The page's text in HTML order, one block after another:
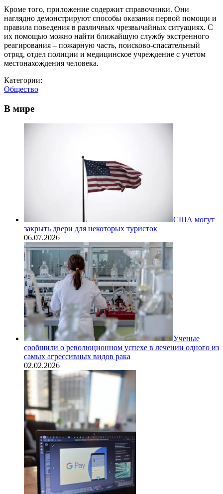
Кроме того, приложение содержит справочники. Они
наглядно демонстрируют способы оказания первой помощи и
правила поведения в различных чрезвычайных ситуациях. С
их помощью можно найти ближайшую службу экстренного
реагирования – пожарную часть, поисково-спасательный
отряд, отдел полиции и медицинское учреждение с учетом
местонахождения человека.
Категории:
Общество
В мире
США могут
закрыть двери для некоторых туристок
06.07.2026
Ученые
сообщили о революционном успехе в лечении одного из
самых агрессивных видов рака
02.02.2026